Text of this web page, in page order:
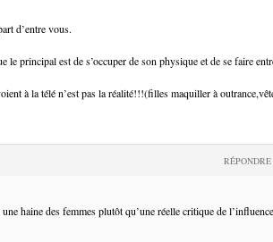
d’entre vous.
le principal est de s’occuper de son physique et de se faire
à la télé n’est pas la réalité!!!(filles maquiller à
RÉPONDRE
haine des femmes plutôt qu’une réelle critique de